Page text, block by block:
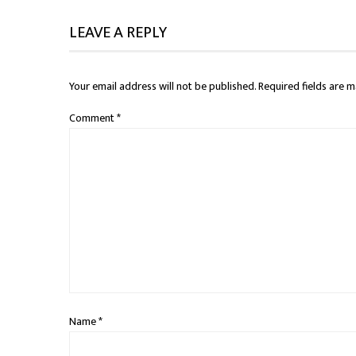
LEAVE A REPLY
Your email address will not be published.Required fields are
Comment*
Name*